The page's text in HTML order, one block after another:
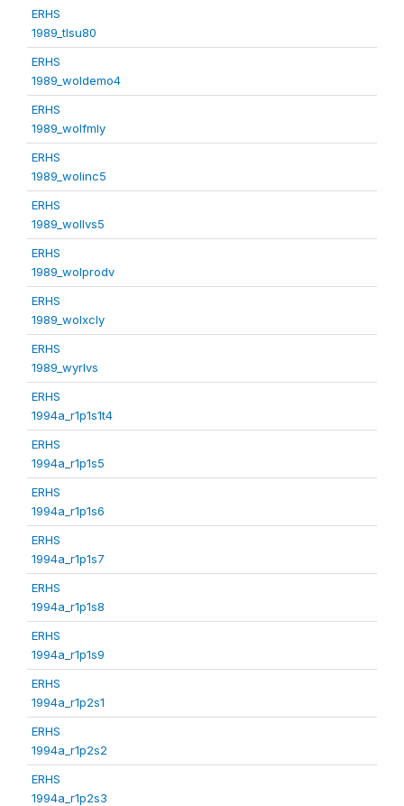
ERHS
1989_tlsu80
ERHS
1989_woldemo4
ERHS
1989_wolfmly
ERHS
1989_wolinc5
ERHS
1989_wollvs5
ERHS
1989_wolprodv
ERHS
1989_wolxcly
ERHS
1989_wyrlvs
ERHS
1994a_r1p1s1t4
ERHS
1994a_r1p1s5
ERHS
1994a_r1p1s6
ERHS
1994a_r1p1s7
ERHS
1994a_r1p1s8
ERHS
1994a_r1p1s9
ERHS
1994a_r1p2s1
ERHS
1994a_r1p2s2
ERHS
1994a_r1p2s3